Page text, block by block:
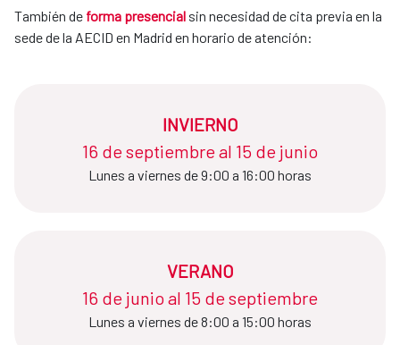
También de forma presencial sin necesidad de cita previa en la
sede de la AECID en Madrid en horario de atención:
INVIERNO
16 de septiembre al 15 de junio​​​​​​​
Lunes a viernes de 9:00 a 16:00 horas
VERANO
16 de junio al 15 de septiembre
Lunes a viernes de 8:00 a 15:00 horas